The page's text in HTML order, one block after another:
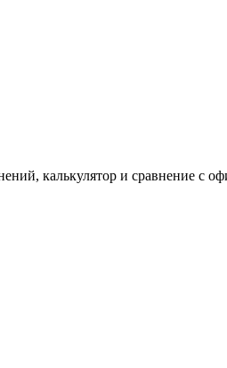
калькулятор и сравнение с